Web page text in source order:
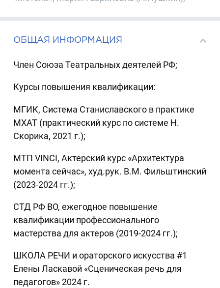
ОБЩАЯ ИНФОРМАЦИЯ
Член Союза Театральных деятелей РФ;
Курсы повышения квалификации:
МГИК, Система Станиславского в практике
МХАТ (практический курс по системе Н.
Скорика, 2021 г.);
МТП VINCI, Актерский курс «Архитектура
момента сейчас», худ.рук. В.М. Фильштинский
(2023-2024 гг.);
СТД РФ ВО, ежегодное повышение
квалификации профессионального
мастерства для актеров (2019-2024 гг.);
ШКОЛА РЕЧИ и ораторского искусства #1
Елены Ласкавой «Сценическая речь для
педагогов» 2024 г.